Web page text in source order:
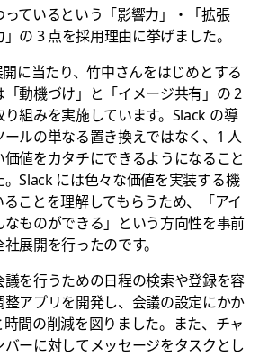
っているという「影響力」・「拡張
の 3 点を採用理由に挙げました。
に当たり、竹中さんをはじめとする
動機づけ」と「イメージ共有」の 2
組みを実施しています。Slack の導
ールの単なる置き換えではなく、1 人
値をカタチにできるようになること
Slack には色々な価値を実装する機
ことを理解してもらうため、「アイ
なものができる」という方向性を事前
展開を行ったのです。
議を行うための日程の検索や登録を容
アプリを開発し、会議の設定にかか
時間の削減を図りました。また、チャ
バーに対してメッセージをタスクとし